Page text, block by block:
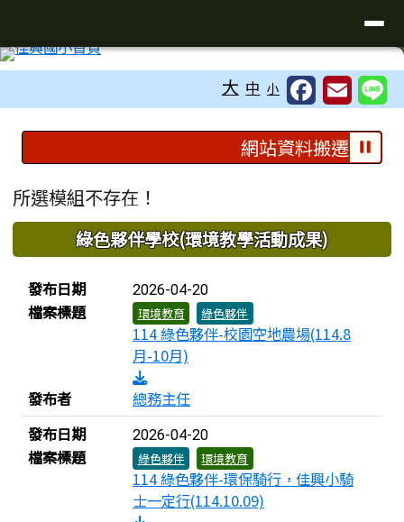
臺南市佳里區佳興國民國小全球資訊
大 中 小
上中區域內容 網站資料搬遷中，
主內容區域
所選模組不存在！
下中區域內容綠色夥伴學校(環境教學活動成果)
檔案列表
發布日期 2026-04-20
檔案標題 環境教育 綠色夥伴
114 綠色夥伴-校園空地農場(114.8
月-10月)
發布者
總務主任
發布日期
2026-04-20
檔案標題 綠色夥伴 環境教育
114 綠色夥伴-環保騎行，佳興小騎
士一定行(114.10.09)